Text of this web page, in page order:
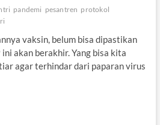
pandemi pesantren protokol
vaksin, belum bisa dipastikan
akan berakhir. Yang bisa kita
agar terhindar dari paparan virus